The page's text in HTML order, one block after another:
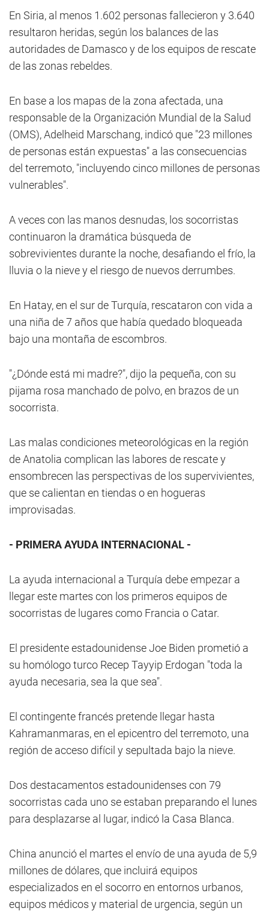
En Siria, al menos 1.602 personas fallecieron y 3.640
resultaron heridas, según los balances de las
autoridades de Damasco y de los equipos de rescate
de las zonas rebeldes.
En base a los mapas de la zona afectada, una
responsable de la Organización Mundial de la Salud
(OMS), Adelheid Marschang, indicó que "23 millones
de personas están expuestas" a las consecuencias
del terremoto, "incluyendo cinco millones de personas
vulnerables".
A veces con las manos desnudas, los socorristas
continuaron la dramática búsqueda de
sobrevivientes durante la noche, desafiando el frío, la
lluvia o la nieve y el riesgo de nuevos derrumbes.
En Hatay, en el sur de Turquía, rescataron con vida a
una niña de 7 años que había quedado bloqueada
bajo una montaña de escombros.
"¿Dónde está mi madre?", dijo la pequeña, con su
pijama rosa manchado de polvo, en brazos de un
socorrista.
Las malas condiciones meteorológicas en la región
de Anatolia complican las labores de rescate y
ensombrecen las perspectivas de los supervivientes,
que se calientan en tiendas o en hogueras
improvisadas.
- PRIMERA AYUDA INTERNACIONAL -
La ayuda internacional a Turquía debe empezar a
llegar este martes con los primeros equipos de
socorristas de lugares como Francia o Catar.
El presidente estadounidense Joe Biden prometió a
su homólogo turco Recep Tayyip Erdogan "toda la
ayuda necesaria, sea la que sea".
El contingente francés pretende llegar hasta
Kahramanmaras, en el epicentro del terremoto, una
región de acceso difícil y sepultada bajo la nieve.
Dos destacamentos estadounidenses con 79
socorristas cada uno se estaban preparando el lunes
para desplazarse al lugar, indicó la Casa Blanca.
China anunció el martes el envío de una ayuda de 5,9
millones de dólares, que incluirá equipos
especializados en el socorro en entornos urbanos,
equipos médicos y material de urgencia, según un